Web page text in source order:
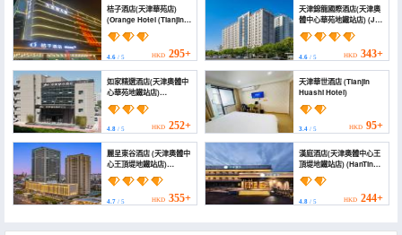
桔子酒店(天津華苑店)
(Orange Hotel (Tianjin
Huayuan))
4.6 / 5 HKD 295+
天津錦龍國際酒店(天津奧
體中心華苑地鐵站店) (Jin
Long International
Hotel)
4.6/ 5 HKD 343+
如家精選酒店(天津奧體中
心華苑地鐵站店)
(Homeinn Plus Hotel
(Tianjin Olympic Sports
Center Huayuan
Subway Station))
4.8 / 5 HKD 252+
天津華世酒店 (Tianjin
Huashi Hotel)
3.4/ 5 HKD 95+
麗呈東谷酒店 (天津奧體中
心王頂堤地鐵站店)
(Rezen Dong Hotel
(Tianjin Aoti Zhongxin
Wangdingdi Subway
Station))
4.7 / 5 HKD 355+
漢庭酒店(天津奧體中心王
頂堤地鐵站店) (HanTing
Hotel (Tianjin Olympic
Sports Center
Wangdingdi Subway
Station))
4.8/ 5 HKD 244+